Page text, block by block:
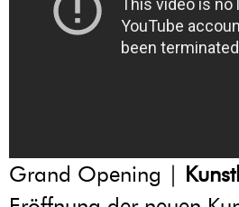
Grand Opening |